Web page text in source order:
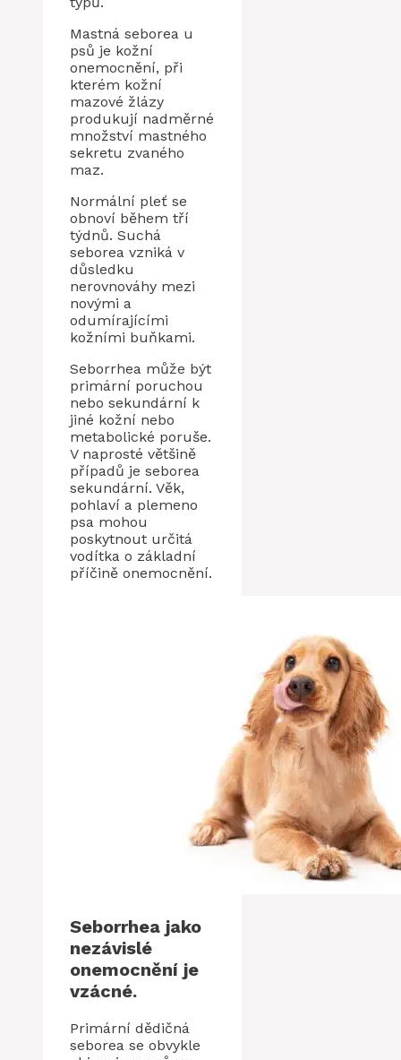
Mastná seborea u
psů je kožní
onemocnění, při
kterém kožní
mazové žlázy
produkují nadměrné
množství mastného
sekretu zvaného
maz.
Normální pleť se
obnoví během tří
týdnů. Suchá
seborea vzniká v
důsledku
nerovnováhy mezi
novými a
odumírajícími
kožními buňkami.
Seborrhea může být
primární poruchou
nebo sekundární k
jiné kožní nebo
metabolické poruše.
V naprosté většině
případů je seborea
sekundární. Věk,
pohlaví a plemeno
psa mohou
poskytnout určitá
vodítka o základní
příčině onemocnění.
Seborrhea jako
nezávislé
onemocnění je
vzácné.
Primární dědičná
seborea se obvykle